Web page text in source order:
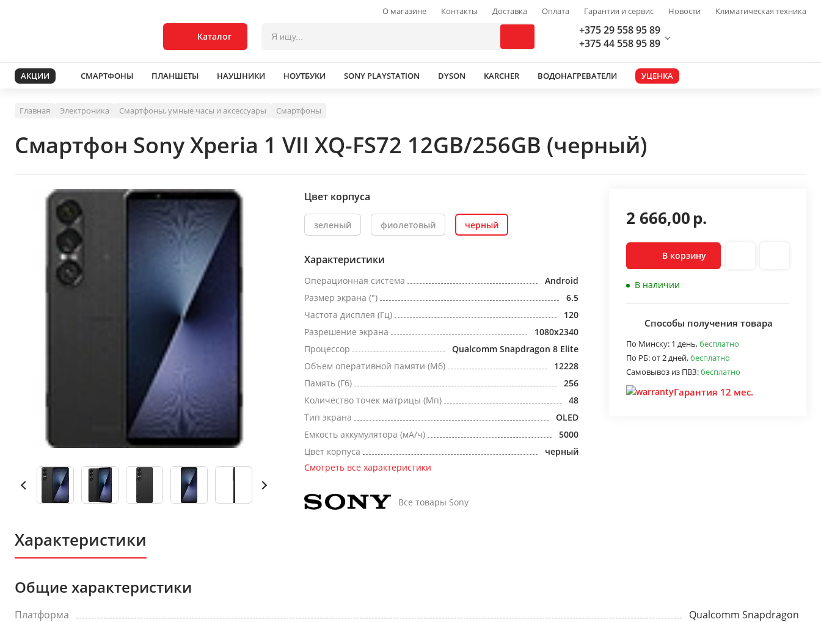
О магазине Контакты Доставка Оплата Гарантия и сервис Новости Климатическая техника
Каталог
+375 29 558 95 89
+375 44 558 95 89
АКЦИИ СМАРТФОНЫ ПЛАНШЕТЫ НАУШНИКИ НОУТБУКИ SONY PLAYSTATION DYSON KARCHER ВОДОНАГРЕВАТЕЛИ УЦЕНКА
Главная Электроника Смартфоны, умные часы и аксессуары Смартфоны
Смартфон Sony Xperia 1 VII XQ-FS72 12GB/256GB (черный)
Цвет корпуса
зеленый фиолетовый черный
Характеристики
Операционная система
Android
Размер экрана (")
6.5
Частота дисплея (Гц)
120
Разрешение экрана
1080x2340
Процессор
Qualcomm Snapdragon 8 Elite
Объем оперативной памяти (Мб)
12228
Память (Гб)
256
Количество точек матрицы (Мп)
48
Тип экрана
OLED
Емкость аккумулятора (мА/ч)
5000
Цвет корпуса
черный
Смотреть все характеристики
Все товары Sony
2 666,00р.
В корзину
В наличии
Способы получения товара
По Минску: 1 день,бесплатно
По РБ:от 2 дней,бесплатно
Самовывоз из ПВЗ:бесплатно
Гарантия 12 мес.
Характеристики
Общие характеристики
Платформа
Qualcomm Snapdragon